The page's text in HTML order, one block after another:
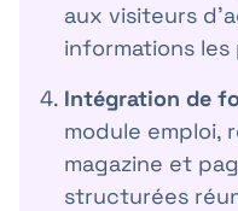
aux visiteurs
informations
Intégration de
module emploi,
magazine et
structurées